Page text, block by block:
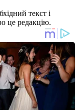
текст і
це редакцію.